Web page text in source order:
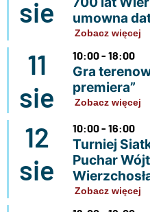
sie
umowna
Zobacz więcej
11
sie
10:00 - 18:00
Gra
premiera”
Zobacz więcej
12
sie
10:00 - 16:00
Turniej
Puchar
Zobacz więcej